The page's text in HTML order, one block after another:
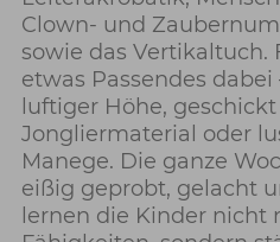
Clown- und
sowie das Vertikaltuch.
etwas Passendes
luftiger Höhe,
Jongliermaterial oder
Manege. Die ganze
eißig geprobt, gelacht
lernen die Kinder nicht